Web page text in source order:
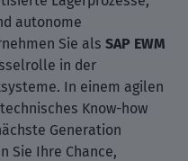
autonome
Sie als SAP EWM
in der
In einem agilen
Know-how
Generation
Sie Ihre Chance,